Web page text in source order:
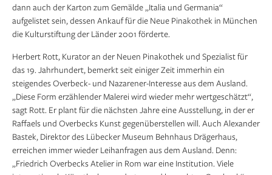
dann auch der Karton zum Gemälde „Italia und Germania“
aufgelistet sein, dessen Ankauf für die Neue Pinakothek in München
die Kulturstiftung der Länder 2001 förderte.
Herbert Rott, Kurator an der Neuen Pinakothek und Spezialist für
das 19. Jahrhundert, bemerkt seit einiger Zeit immerhin ein
steigendes Overbeck- und Nazarener-Interesse aus dem Ausland.
„Diese Form erzählender Malerei wird wieder mehr wertgeschätzt“,
sagt Rott. Er plant für die nächsten Jahre eine Ausstellung, in der er
Raffaels und Overbecks Kunst gegenüberstellen will. Auch Alexander
Bastek, Direktor des Lübecker Museum Behnhaus Drägerhaus,
erreichen immer wieder Leihanfragen aus dem Ausland. Denn:
„Friedrich Overbecks Atelier in Rom war eine Institution. Viele